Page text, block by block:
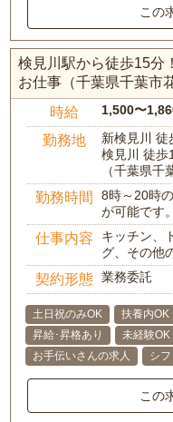
この
検見川駅から徒歩15分
お仕事（千葉県千葉市
時給 1,500〜
勤務地
新検見川 徒
検見川 徒歩
（千葉県千
勤務時間
8時～20時
が可能です
仕事内容
キッチン、
グ、その他
契約形態 業務委託
土日祝のみOK 扶養内OK
昇給･昇格あり
未経験OK
お手伝いさんの求人
シ
この